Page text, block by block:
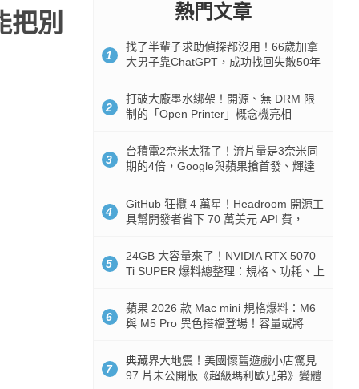
別
熱門文章
1
找了半輩子求助偵探都沒用！66歲加拿
大男子靠ChatGPT，成功找回失散50年
2
打破大廠墨水綁架！開源、無 DRM 限
制的「Open Printer」概念機亮相
3
台積電2奈米太猛了！流片量是3奈米同
期的4倍，Google與蘋果搶首發、輝達
4
GitHub 狂攬 4 萬星！Headroom 開源工
具幫開發者省下 70 萬美元 API 費，
5
24GB 大容量來了！NVIDIA RTX 5070
Ti SUPER 爆料總整理：規格、功耗、上
6
蘋果 2026 款 Mac mini 規格爆料：M6
與 M5 Pro 異色搭檔登場！容量或將
7
典藏界大地震！美國懷舊遊戲小店驚見
97 片未公開版《超級瑪利歐兄弟》變體